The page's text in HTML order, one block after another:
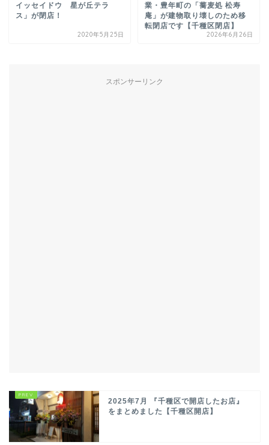
イッセイドウ 星が丘テラ
ス」が閉店！
2020年5月25日
業・豊年町の「蕎麦処 松寿
庵」が建物取り壊しのため移
転閉店です【千種区閉店】
2026年6月26日
スポンサーリンク
2025年7月 『千種区で開店したお店』
をまとめました【千種区開店】